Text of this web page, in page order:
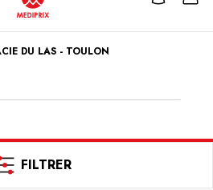
DU LAS - TOULON
FILTRER